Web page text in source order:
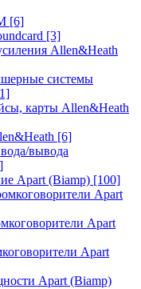
[6]
[3]
Allen&Heath
системы
карты Allen&Heath
[6]
вывода
Apart (Biamp) [100]
Apart
Apart
Apart
Apart (Biamp)